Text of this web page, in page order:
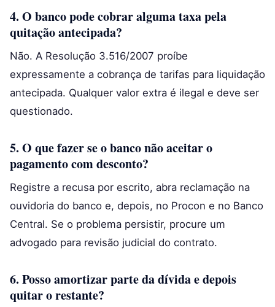
4. O banco pode cobrar alguma taxa pela
quitação antecipada?
Não. A Resolução 3.516/2007 proíbe
expressamente a cobrança de tarifas para liquidação
antecipada. Qualquer valor extra é ilegal e deve ser
questionado.
5. O que fazer se o banco não aceitar o
pagamento com desconto?
Registre a recusa por escrito, abra reclamação na
ouvidoria do banco e, depois, no Procon e no Banco
Central. Se o problema persistir, procure um
advogado para revisão judicial do contrato.
6. Posso amortizar parte da dívida e depois
quitar o restante?